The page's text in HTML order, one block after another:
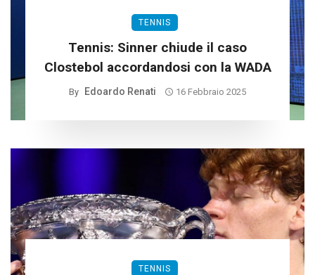
TENNIS
Tennis: Sinner chiude il caso
Clostebol accordandosi con la WADA
By Edoardo Renati 16 Febbraio 2025
TENNIS